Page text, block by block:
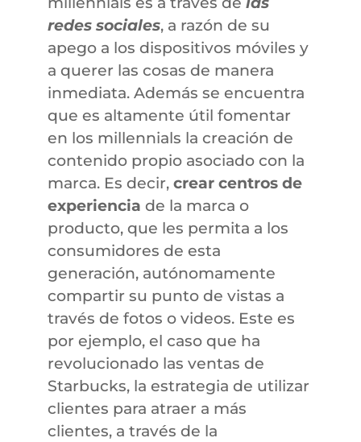
redes sociales, a razón de su
apego a los dispositivos móviles y
a querer las cosas de manera
inmediata. Además se encuentra
que es altamente útil fomentar
en los millennials la creación de
contenido propio asociado con la
marca. Es decir,crear centros de
experiencia de la marca o
producto, que les permita a los
consumidores de esta
generación, autónomamente
compartir su punto de vistas a
través de fotos o videos. Este es
por ejemplo, el caso que ha
revolucionado las ventas de
Starbucks, la estrategia de utilizar
clientes para atraer a más
clientes, a través de la